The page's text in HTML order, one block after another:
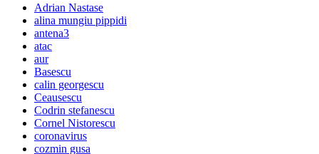
Adrian Nastase
alina mungiu pippidi
antena3
atac
aur
Basescu
calin georgescu
Ceausescu
Codrin stefanescu
Cornel Nistorescu
coronavirus
cozmin gusa